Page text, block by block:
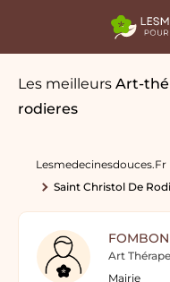
Les meilleurs Art-
rodieres
Lesmedecinesdouces.fr
Saint Christol De
Art
Mairie